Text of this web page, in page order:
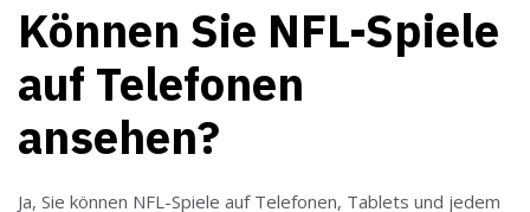
Können Sie NFL-Spiele
auf Telefonen
ansehen?
Ja, Sie können NFL-Spiele auf Telefonen, Tablets und jedem